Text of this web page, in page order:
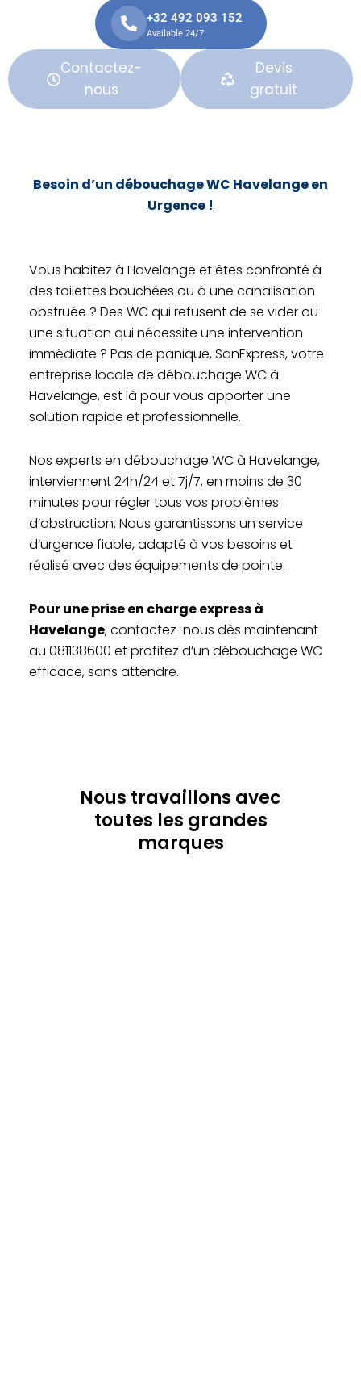
+32 492 093 152
Available 24/7
Contactez-
nous
Devis
gratuit
Besoin d’un débouchage WC Havelange en
Urgence !
Vous habitez à Havelange et êtes confronté à
des toilettes bouchées ou à une canalisation
obstruée ? Des WC qui refusent de se vider ou
une situation qui nécessite une intervention
immédiate ? Pas de panique, SanExpress, votre
entreprise locale de débouchage WC à
Havelange, est là pour vous apporter une
solution rapide et professionnelle.
Nos experts en débouchage WC à Havelange,
interviennent 24h/24 et 7j/7, en moins de 30
minutes pour régler tous vos problèmes
d’obstruction. Nous garantissons un service
d’urgence fiable, adapté à vos besoins et
réalisé avec des équipements de pointe.
Pour une prise en charge express à
Havelange, contactez-nous dès maintenant
au 081138600 et profitez d’un débouchage WC
efficace, sans attendre.
Nous travaillons avec
toutes les grandes
marques